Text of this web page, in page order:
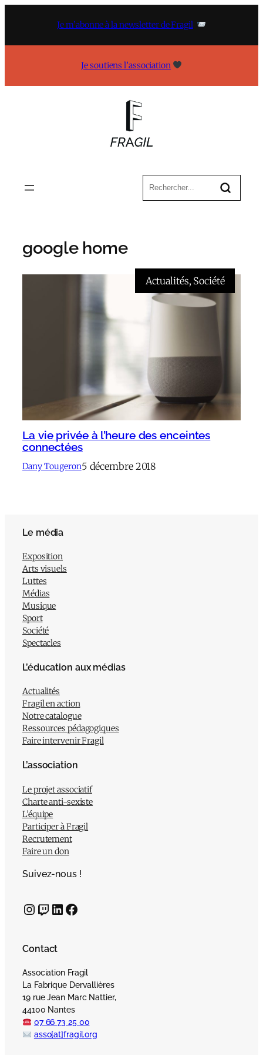
Je m’abonne à la newsletter de Fragil
Je soutiens l’association
google home
Actualités, Société
La vie privée à l’heure des enceintes
connectées
Dany Tougeron5 décembre 2018
Le média
Exposition
Arts visuels
Luttes
Médias
Musique
Sport
Société
Spectacles
L’éducation aux médias
Actualités
Fragil en action
Notre catalogue
Ressources pédagogiques
Faire intervenir Fragil
L’association
Le projet associatif
Charte anti-sexiste
L’équipe
Participer à Fragil
Recrutement
Faire un don
Suivez-nous !
InstagramTwitch LinkedIn Facebook
Contact
Association Fragil
La Fabrique Dervallières
19 rue Jean Marc Nattier,
44100 Nantes
07 66 73 25 00
asso[at]fragil.org